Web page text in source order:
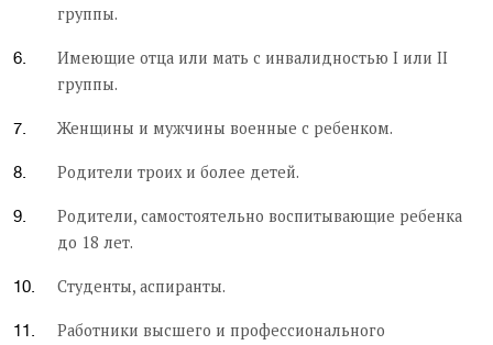
группы.
Имеющие отца или мать с инвалидностью I или II
группы.
Женщины и мужчины военные с ребенком.
Родители троих и более детей.
Родители, самостоятельно воспитывающие ребенка
до 18 лет.
Студенты, аспиранты.
Работники высшего и профессионального